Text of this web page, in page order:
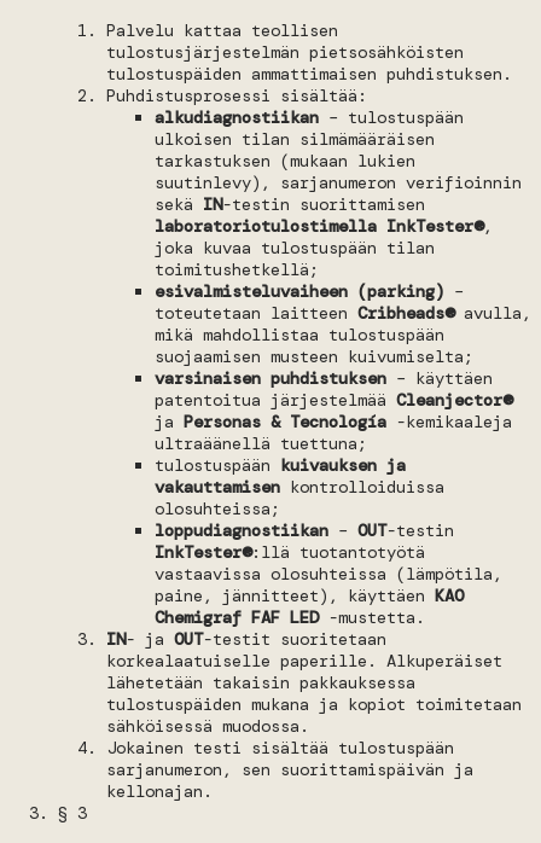
Palvelu kattaa teollisen
tulostusjärjestelmän pietsosähköisten
tulostuspäiden ammattimaisen puhdistuksen.
Puhdistusprosessi sisältää:
alkudiagnostiikan – tulostuspään
ulkoisen tilan silmämääräisen
tarkastuksen (mukaan lukien
suutinlevy), sarjanumeron verifioinnin
sekä IN-testin suorittamisen
laboratoriotulostimella InkTester®,
joka kuvaa tulostuspään tilan
toimitushetkellä;
esivalmisteluvaiheen (parking) –
toteutetaan laitteen Cribheads®avulla,
mikä mahdollistaa tulostuspään
suojaamisen musteen kuivumiselta;
varsinaisen puhdistuksen – käyttäen
patentoitua järjestelmää Cleanjector®
ja Personas & Tecnología -kemikaaleja
ultraäänellä tuettuna;
tulostuspään kuivauksen ja
vakauttamisen kontrolloiduissa
olosuhteissa;
loppudiagnostiikan – OUT-testin
InkTester®:llä tuotantotyötä
vastaavissa olosuhteissa (lämpötila,
paine, jännitteet), käyttäen KAO
Chemigraf FAF LED-mustetta.
IN- ja OUT-testit suoritetaan
korkealaatuiselle paperille. Alkuperäiset
lähetetään takaisin pakkauksessa
tulostuspäiden mukana ja kopiot toimitetaan
sähköisessä muodossa.
Jokainen testi sisältää tulostuspään
sarjanumeron, sen suorittamispäivän ja
kellonajan.
§ 3